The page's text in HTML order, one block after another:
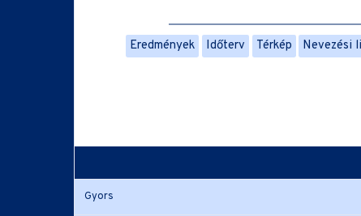
Eredmények Időterv Térkép Nevezési
Gyors